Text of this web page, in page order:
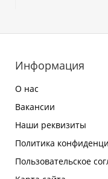
Информация
О нас
Вакансии
Наши реквизиты
Политика
Пользовательское